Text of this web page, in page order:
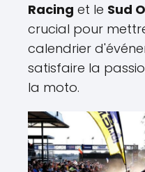
Racing et le Sud
crucial pour
calendrier
satisfaire la
la moto.